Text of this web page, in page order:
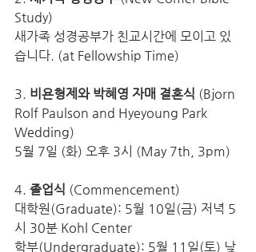
Study)
새가족 성경공부가 친교시간에 모이고 있
습니다. (at Fellowship Time)
3. 비욘형제와 박혜영 자매 결혼식 (Bjorn
Rolf Paulson and Hyeyoung Park
Wedding)
5월 7일 (화) 오후 3시 (May 7th, 3pm)
4. 졸업식 (Commencement)
대학원(Graduate): 5월 10일(금) 저녁 5
시 30분 Kohl Center
학부(Undergraduate): 5월 11일(토) 낮